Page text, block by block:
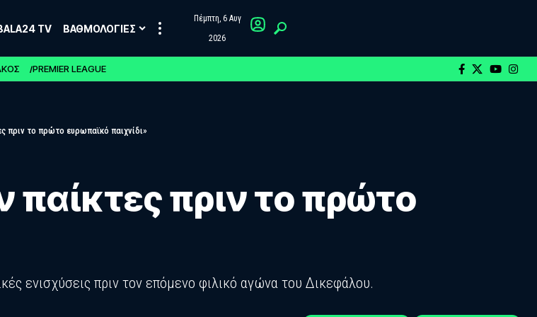
TV ΒΑΘΜΟΛΟΓΙΕΣ
Πέμπτη, 6 Αυγ
2026
PREMIER LEAGUE
πριν το πρώτο ευρωπαϊκό παιχνίδι»
παίκτες πριν το πρώτο
ενισχύσεις πριν τον επόμενο φιλικό αγώνα του Δικεφάλου.